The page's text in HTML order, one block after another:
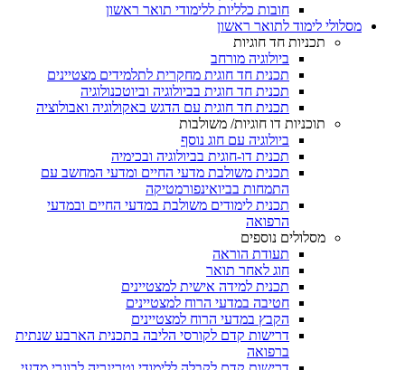
חובות כלליות ללימודי תואר ראשון
מסלולי לימוד לתואר ראשון
תכניות חד חוגיות
ביולוגיה מורחב
תכנית חד חוגית מחקרית לתלמידים מצטיינים
תכנית חד חוגית בביולוגיה וביוטכנולוגיה
תכנית חד חוגית עם הדגש באקולוגיה ואבולוציה
תוכניות דו חוגיות/ משולבות
ביולוגיה עם חוג נוסף
תכנית דו-חוגית בביולוגיה ובכימיה
תכנית משולבת מדעי החיים ומדעי המחשב עם
התמחות בביואינפורמטיקה
תכנית לימודים משולבת במדעי החיים ובמדעי
הרפואה
מסלולים נוספים
תעודת הוראה
חוג לאחר תואר
תכנית למידה אישית למצטיינים
חטיבה במדעי הרוח למצטיינים
הקבץ במדעי הרוח למצטיינים
דרישות קדם לקורסי הליבה בתכנית הארבע שנתית
ברפואה